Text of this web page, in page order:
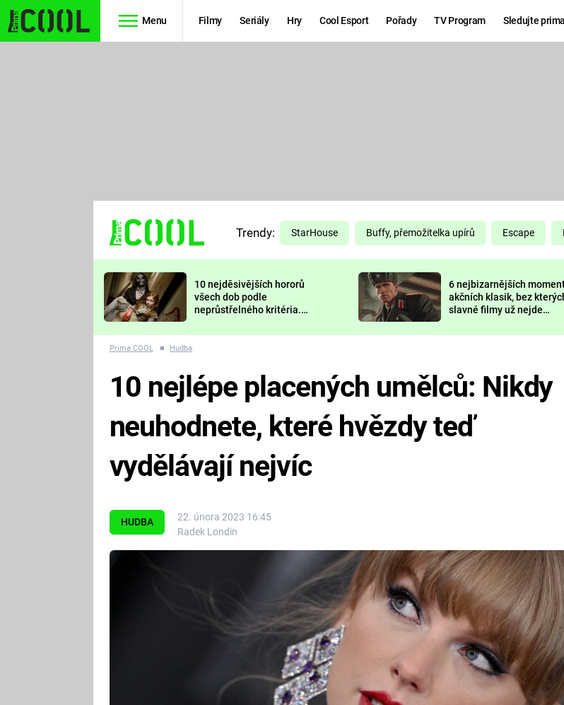
Menu Filmy Seriály Hry Cool Esport Pořady TV Program Sledujte
TŘESKU
FUTURAMA
PREDÁTOR
DELIVERANCE
Trendy: StarHouse Buffy, přemožitelka upírů Escape
10 nejděsivějších hororů
všech dob podle
neprůstřelného kritéria.
nejvíc zvednou tep?
6 nejbizarnějších
akčních klasik, bez
slavné filmy už nejde
Prima COOL ■ Hudba
HUDBA
22. února 2023 16:45
Radek Londin
10 nejlépe placených umělců: Nikdy
neuhodnete, které hvězdy teď
vydělávají nejvíc